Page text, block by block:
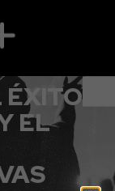
ÉXITO
EL